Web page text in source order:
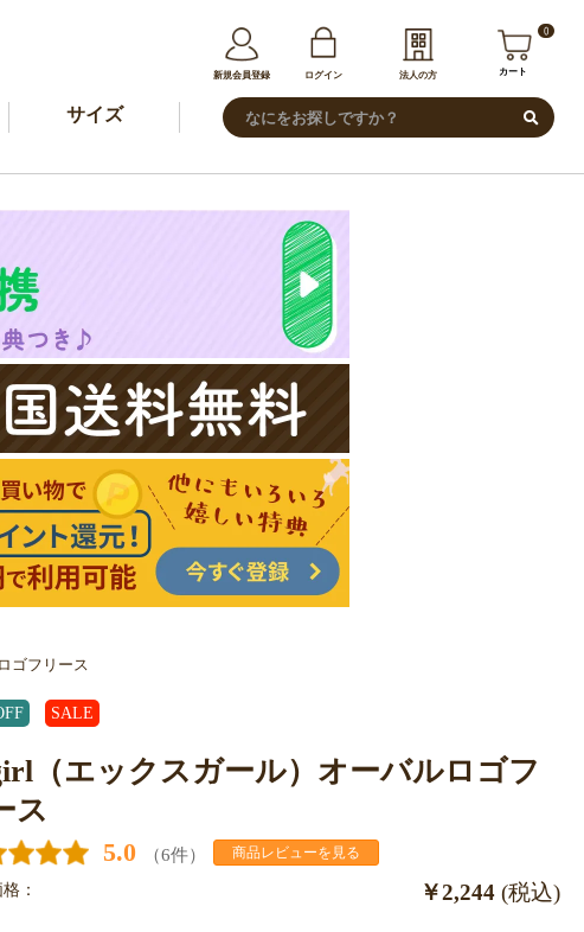
新規会員登録 ログイン 法人の方
0
カート
サイズ
ゴフリース
SALE
（エックスガール）オーバルロゴフ
ス
5.0 （6件） 商品レビューを見る
： ￥2,244 (税込)